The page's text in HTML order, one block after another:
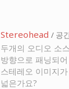
Stereohead / 공
두개의 오디오 소
방향으로 패닝되
스테레오 이미지
넓은가요?